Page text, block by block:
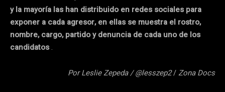
y la mayoría las han distribuido en redes sociales para
exponer a cada agresor, en ellas se muestra el rostro,
nombre, cargo, partido y denuncia de cada uno de los
candidatos.
Por Leslie Zepeda / @lesszep2/Zona Docs